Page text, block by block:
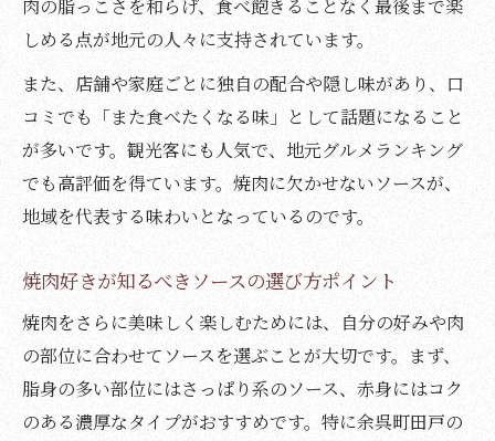
肉の脂っこさを和らげ、食べ飽きることなく最後まで楽
しめる点が地元の人々に支持されています。
また、店舗や家庭ごとに独自の配合や隠し味があり、口
コミでも「また食べたくなる味」として話題になること
が多いです。観光客にも人気で、地元グルメランキング
でも高評価を得ています。焼肉に欠かせないソースが、
地域を代表する味わいとなっているのです。
焼肉好きが知るべきソースの選び方ポイント
焼肉をさらに美味しく楽しむためには、自分の好みや肉
の部位に合わせてソースを選ぶことが大切です。まず、
脂身の多い部位にはさっぱり系のソース、赤身にはコク
のある濃厚なタイプがおすすめです。特に余呉町田戸の